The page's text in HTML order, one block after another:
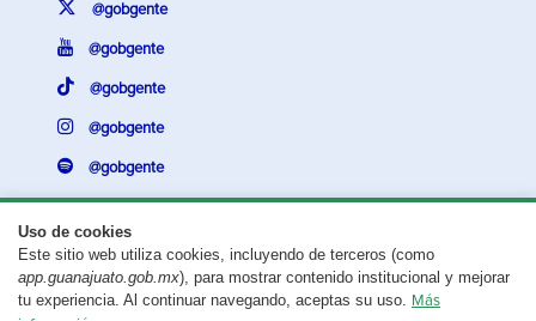
Uso de cookies
Este sitio web utiliza cookies, incluyendo de terceros (como
app.guanajuato.gob.mx), para mostrar contenido institucional y mejorar
tu experiencia. Al continuar navegando, aceptas su uso. Más
@gobgente
@gobgente
@gobgente
@gobgente
@gobgente
¿Existe algún problema con esta página?Repórtalo aquí.
Aviso legal